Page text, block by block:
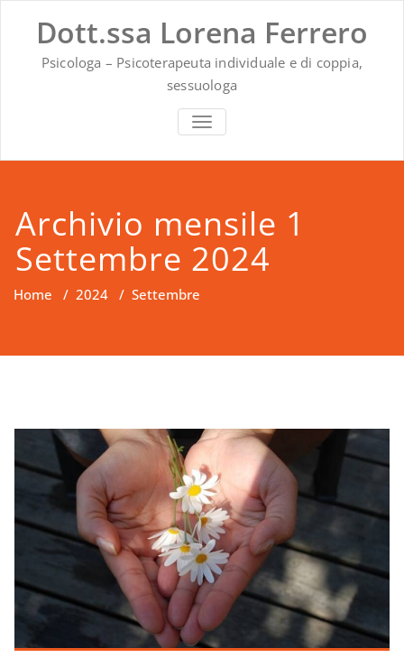
contenutoDott.ssa Lorena Ferrero
Psicologa – Psicoterapeuta individuale e di coppia,
sessuologa
MOSTRA O NASCONDI LA
Archivio mensile 1
Settembre 2024
Home / 2024 / Settembre